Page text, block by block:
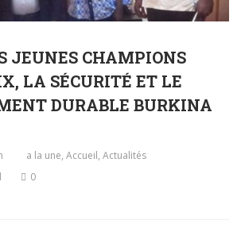
JEUNES CHAMPIONS
LA SÉCURITÉ ET LE
DURABLE BURKINA
a la une, Accueil, Actualités
0